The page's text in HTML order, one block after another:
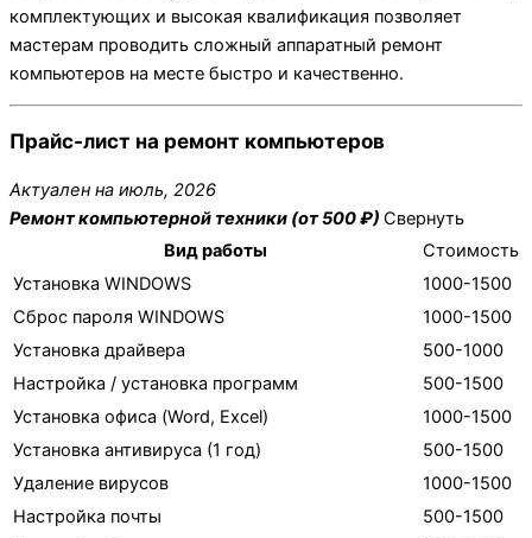
комплектующих и высокая квалификация позволяет
мастерам проводить сложный аппаратный ремонт
компьютеров на месте быстро и качественно.
Прайс-лист на ремонт компьютеров
Актуален на июль, 2026
Ремонт компьютерной техники (от 500 ₽) Свернуть
Вид работы
Стоимость
Установка WINDOWS
1000-1500
Сброс пароля WINDOWS
1000-1500
Установка драйвера
500-1000
Настройка / установка программ
500-1500
Установка офиса (Word, Excel)
1000-1500
Установка антивируса (1 год)
500-1500
Удаление вирусов
1000-1500
Настройка почты
500-1500